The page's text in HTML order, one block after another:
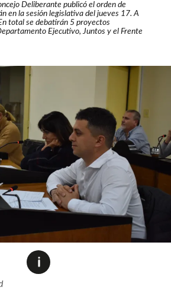
Deliberante publicó el orden de
en la sesión legislativa del jueves 17. A
total se debatirán 5 proyectos
Ejecutivo, Juntos y el Frente